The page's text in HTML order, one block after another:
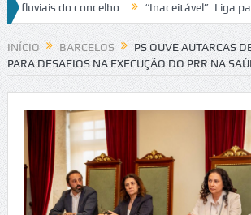
do concelho “Inaceitável”. Liga para a
INÍCIO BARCELOS
PS OUVE AUTARCAS
PARA DESAFIOS NA EXECUÇÃO DO PRR NA